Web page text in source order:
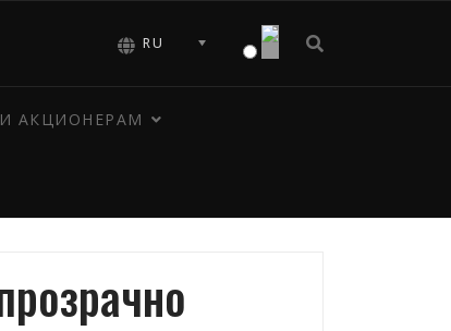
RU
АКЦИОНЕРАМ